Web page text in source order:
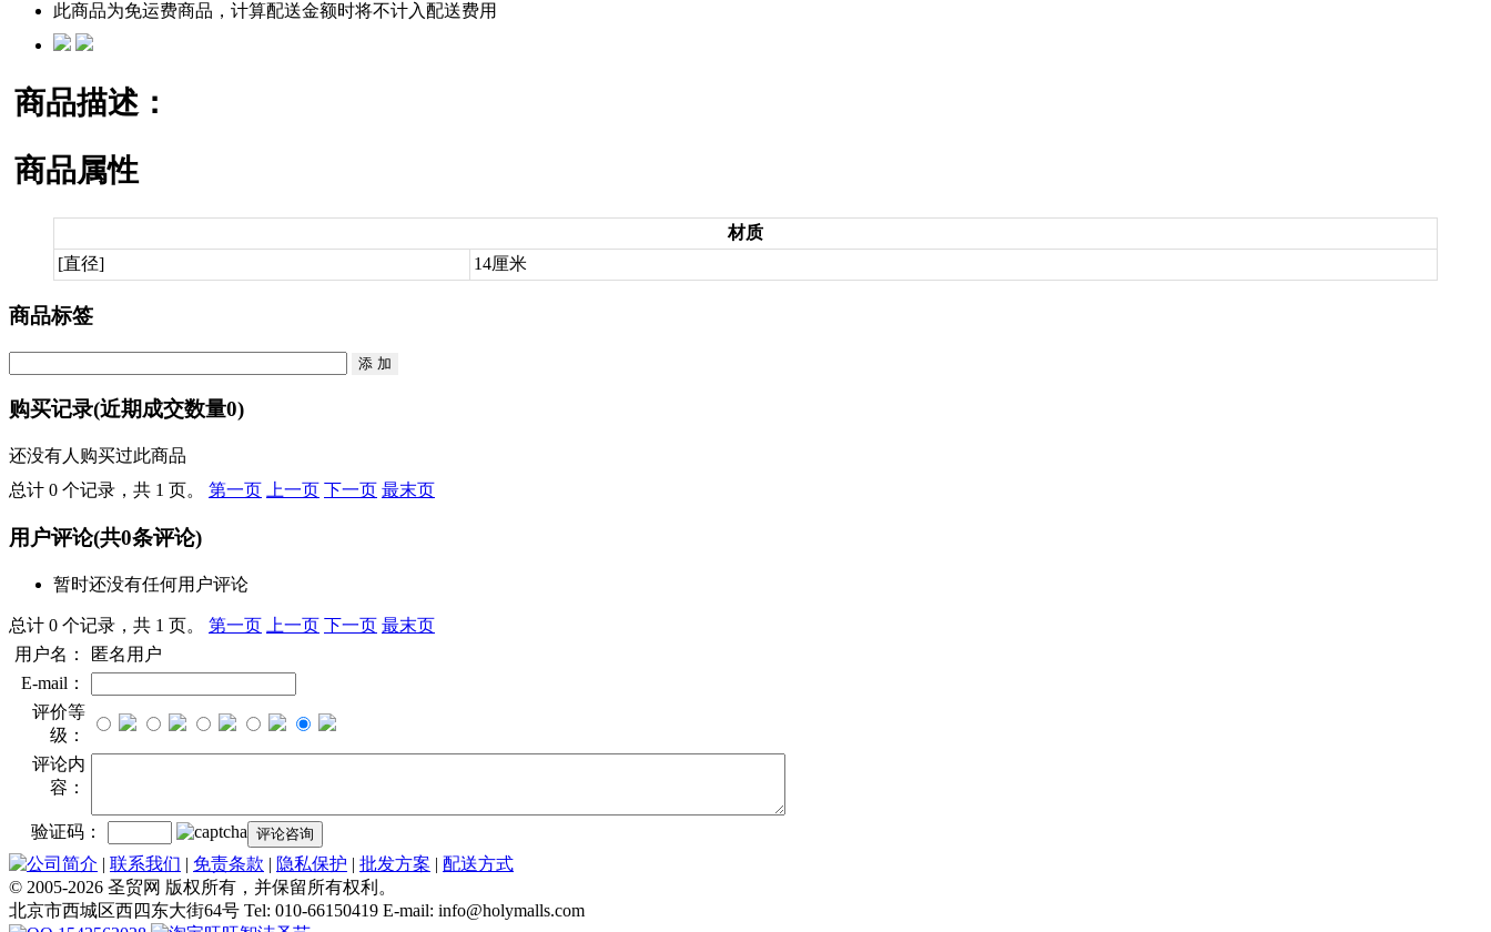
此商品为免运费商品，计算配送金额时将不计入配送费用
商品描述：
商品属性
材质
[直径]
14厘米
商品标签
购买记录(近期成交数量0)
还没有人购买过此商品
总计 0 个记录，共 1 页。 第一页 上一页 下一页 最末页
用户评论(共0条评论)
暂时还没有任何用户评论
总计 0 个记录，共 1 页。 第一页 上一页 下一页 最末页
用户名：
匿名用户
E-mail：
评价等
级：
评论内
容：
验证码：
公司简介 | 联系我们 | 免责条款 | 隐私保护 | 批发方案 | 配送方式
© 2005-2026 圣贸网 版权所有，并保留所有权利。
北京市西城区西四东大街64号 Tel: 010-66150419 E-mail: info@holymalls.com